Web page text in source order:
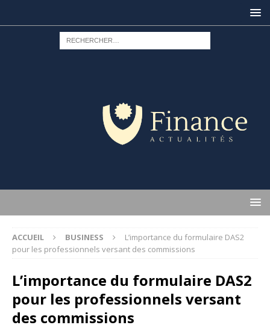
ACCUEIL BUSINESS
L’importance du formulaire DAS2
pour les professionnels versant des commissions
L’importance du formulaire DAS2
pour les professionnels versant
des commissions